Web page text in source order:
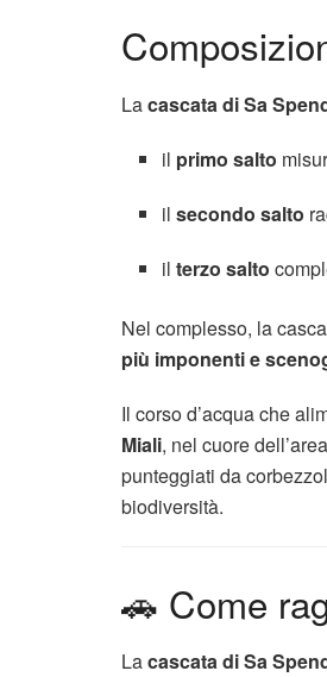
Lacascata di Sa
il primo salto
ilsecondo salto
ilterzo salto
Nel complesso, la
più imponenti e
Il corso d’acqua che
Miali, nel cuore
punteggiati da
biodiversità.
🚗 Come
Lacascata di Sa